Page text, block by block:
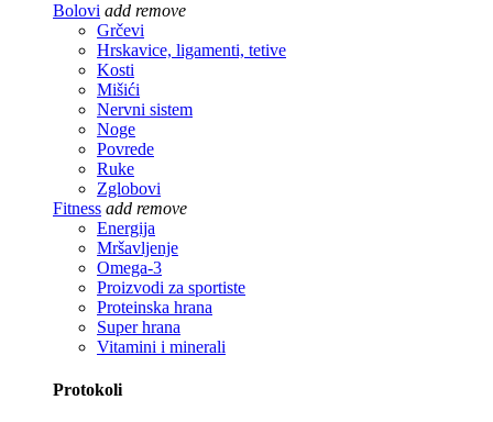
Bolovi add remove
Grčevi
Hrskavice, ligamenti, tetive
Kosti
Mišići
Nervni sistem
Noge
Povrede
Ruke
Zglobovi
Fitness add remove
Energija
Mršavljenje
Omega-3
Proizvodi za sportiste
Proteinska hrana
Super hrana
Vitamini i minerali
Protokoli